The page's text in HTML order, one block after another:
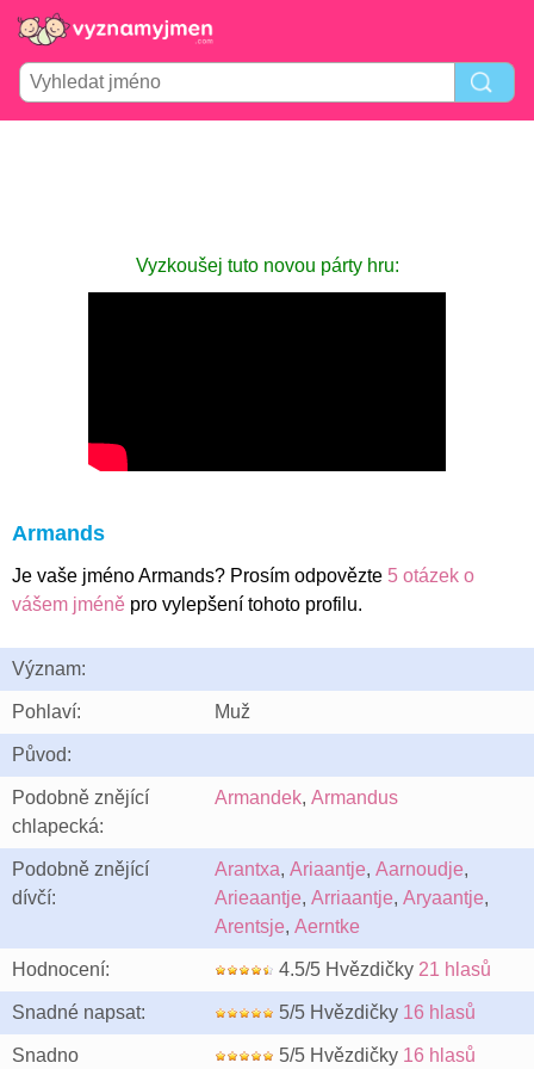
Vyzkoušej tuto novou párty hru:
Armands
Je vaše jméno Armands? Prosím odpovězte 5 otázek o
vášem jméně pro vylepšení tohoto profilu.
Význam:
Pohlaví: Muž
Původ:
Podobně znějící
chlapecká:
Armandek, Armandus
Podobně znějící
dívčí:
Arantxa, Ariaantje, Aarnoudje,
Arieaantje, Arriaantje, Aryaantje,
Arentsje, Aerntke
Hodnocení: 4.5/5 Hvězdičky 21 hlasů
Snadné napsat: 5/5 Hvězdičky 16 hlasů
Snadno 5/5 Hvězdičky 16 hlasů